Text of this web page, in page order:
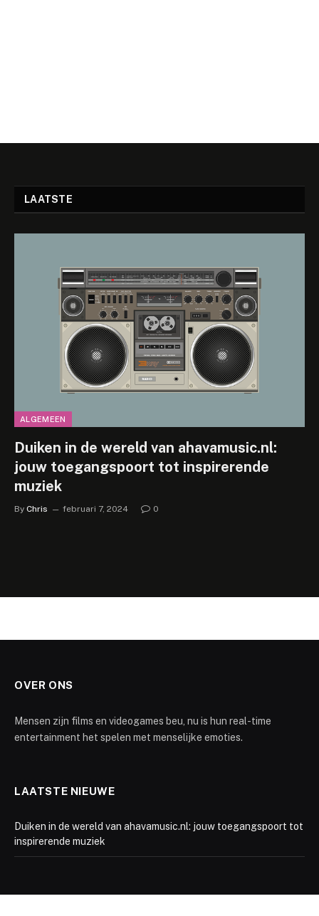
LAATSTE
ALGEMEEN
Duiken in de wereld van ahavamusic.nl:
jouw toegangspoort tot inspirerende
muziek
By Chris februari 7, 2024 0
OVER ONS
Mensen zijn films en videogames beu, nu is hun real-time
entertainment het spelen met menselijke emoties.
LAATSTE NIEUWE
Duiken in de wereld van ahavamusic.nl: jouw toegangspoort tot
inspirerende muziek